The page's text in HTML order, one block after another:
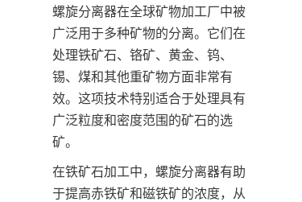
螺旋分离器在全球矿物加工厂中被
广泛用于多种矿物的分离。它们在
处理铁矿石、铬矿、黄金、钨、
锡、煤和其他重矿物方面非常有
效。这项技术特别适合于处理具有
广泛粒度和密度范围的矿石的选
矿。
在铁矿石加工中，螺旋分离器有助
于提高赤铁矿和磁铁矿的浓度，从